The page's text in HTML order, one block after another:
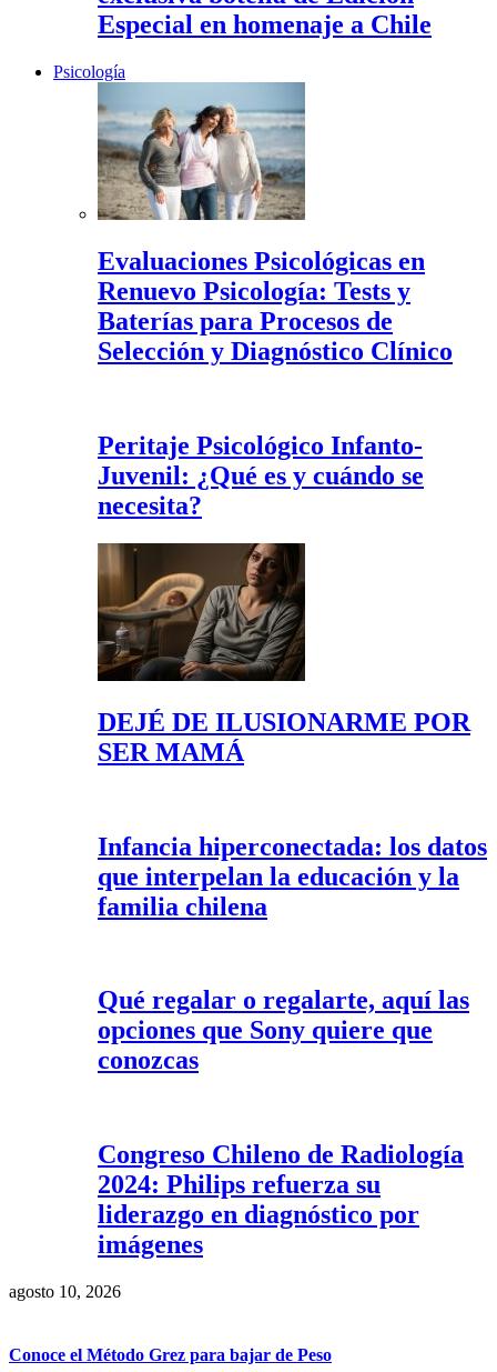
Especial en homenaje a Chile
Psicología
Evaluaciones Psicológicas en
Renuevo Psicología: Tests y
Baterías para Procesos de
Selección y Diagnóstico Clínico
Peritaje Psicológico Infanto-
Juvenil: ¿Qué es y cuándo se
necesita?
DEJÉ DE ILUSIONARME POR
SER MAMÁ
Infancia hiperconectada: los datos
que interpelan la educación y la
familia chilena
Qué regalar o regalarte, aquí las
opciones que Sony quiere que
conozcas
Congreso Chileno de Radiología
2024: Philips refuerza su
liderazgo en diagnóstico por
imágenes
agosto 10, 2026
Conoce el Método Grez para bajar de Peso